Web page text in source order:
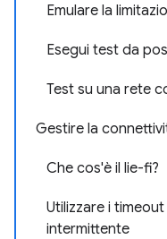
Emulare la
Esegui test da
Test su una rete
Gestire la
Che cos'è il lie-fi?
Utilizzare i
intermittente